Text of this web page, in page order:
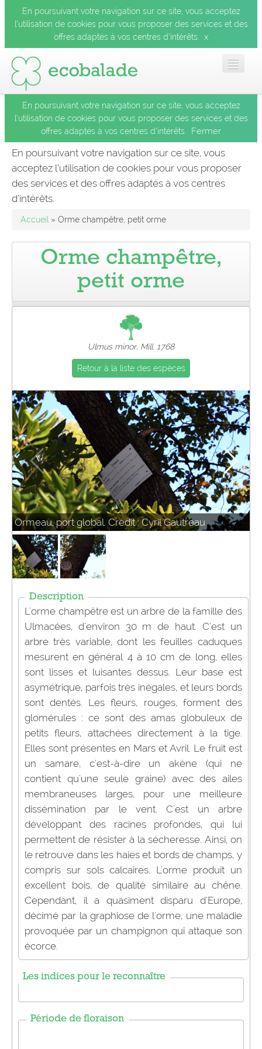
En poursuivant votre navigation sur ce site, vous acceptez
l’utilisation de cookies pour vous proposer des services et des
offres adaptés à vos centres d’intérêts.
x
Accueil
Les balades
Les espèces
Le blog
Pro
En poursuivant votre navigation sur ce site, vous acceptez
l’utilisation de cookies pour vous proposer des services et des
offres adaptés à vos centres d’intérêts.
Fermer
En poursuivant votre navigation sur ce site, vous
acceptez l’utilisation de cookies pour vous proposer
des services et des offres adaptés à vos centres
d’intérêts.
Accueil » Orme champêtre, petit orme
Orme champêtre,
petit orme
Ulmus minor, Mill. 1768
Retour à la liste des espèces
Ormeau, port global. Crédit : Cyril Gautreau
Description
L'orme champêtre est un arbre de la famille des
Ulmacées, d'environ 30 m de haut. C'est un
arbre très variable, dont les feuilles caduques
mesurent en général 4 à 10 cm de long, elles
sont lisses et luisantes dessus. Leur base est
asymétrique, parfois très inégales, et leurs bords
sont dentés. Les fleurs, rouges, forment des
glomérules : ce sont des amas globuleux de
petits fleurs, attachées directement à la tige.
Elles sont présentes en Mars et Avril. Le fruit est
un samare, c'est-à-dire un akène (qui ne
contient qu'une seule graine) avec des ailes
membraneuses larges, pour une meilleure
dissémination par le vent. C'est un arbre
développant des racines profondes, qui lui
permettent de résister à la sécheresse. Ainsi, on
le retrouve dans les haies et bords de champs, y
compris sur sols calcaires. L'orme produit un
excellent bois, de qualité similaire au chêne.
Cependant, il a quasiment disparu d'Europe,
décimé par la graphiose de l'orme, une maladie
provoquée par un champignon qui attaque son
écorce.
Les indices pour le reconnaître
Période de floraison